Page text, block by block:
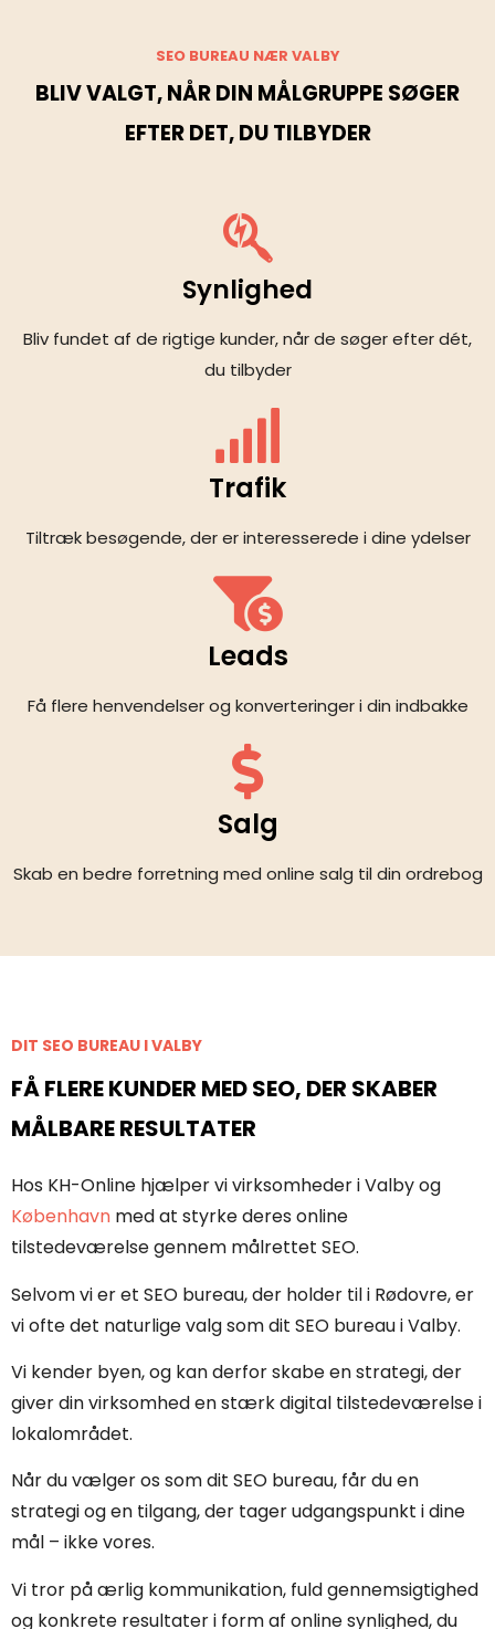
SEO BUREAU NÆR VALBY
BLIV VALGT, NÅR DIN MÅLGRUPPE SØGER
EFTER DET, DU TILBYDER
Synlighed
Bliv fundet af de rigtige kunder, når de søger efter dét,
du tilbyder
Trafik
Tiltræk besøgende, der er interesserede i dine ydelser
Leads
Få flere henvendelser og konverteringer i din indbakke
Salg
Skab en bedre forretning med online salg til din ordrebog
DIT SEO BUREAU I VALBY
FÅ FLERE KUNDER MED SEO, DER SKABER
MÅLBARE RESULTATER
Hos KH-Online hjælper vi virksomheder i Valby og
København med at styrke deres online
tilstedeværelse gennem målrettet SEO.
Selvom vi er et SEO bureau, der holder til i Rødovre, er
vi ofte det naturlige valg som dit SEO bureau i Valby.
Vi kender byen, og kan derfor skabe en strategi, der
giver din virksomhed en stærk digital tilstedeværelse i
lokalområdet.
Når du vælger os som dit SEO bureau, får du en
strategi og en tilgang, der tager udgangspunkt i dine
mål – ikke vores.
Vi tror på ærlig kommunikation, fuld gennemsigtighed
og konkrete resultater i form af online synlighed, du